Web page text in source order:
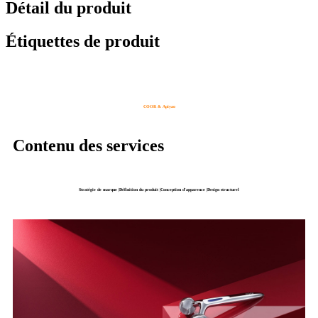
Détail du produit
Étiquettes de produit
COOR & Apiyao
Contenu des services
Stratégie de marque |Définition du produit |Conception d'apparence |Design structurel